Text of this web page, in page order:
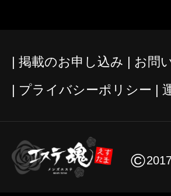
掲載のお申し込み お問
プライバシーポリシー
©